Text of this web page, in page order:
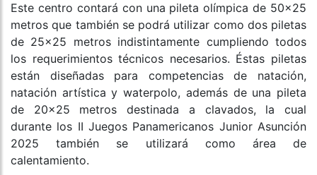
Este centro contará con una pileta olímpica de 50×25
metros que también se podrá utilizar como dos piletas
de 25×25 metros indistintamente cumpliendo todos
los requerimientos técnicos necesarios. Éstas piletas
están diseñadas para competencias de natación,
natación artística y waterpolo, además de una pileta
de 20×25 metros destinada a clavados, la cual
durante los II Juegos Panamericanos Junior Asunción
2025 también se utilizará como área de
calentamiento.